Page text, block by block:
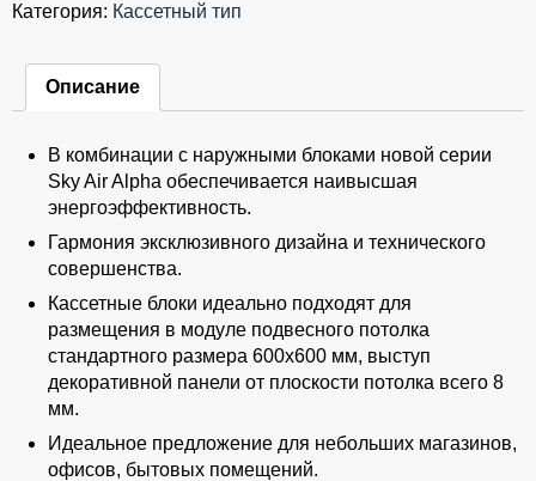
Категория: Кассетный тип
Описание
В комбинации с наружными блоками новой серии
Sky Air Alpha обеспечивается наивысшая
энергоэффективность.
Гармония эксклюзивного дизайна и технического
совершенства.
Кассетные блоки идеально подходят для
размещения в модуле подвесного потолка
стандартного размера 600х600 мм, выступ
декоративной панели от плоскости потолка всего 8
мм.
Идеальное предложение для небольших магазинов,
офисов, бытовых помещений.